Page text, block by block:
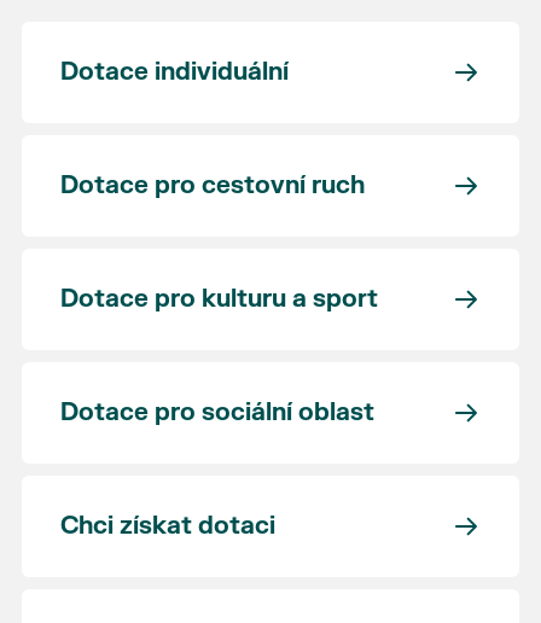
Dotace individuální
Dotace pro cestovní ruch
Dotace pro kulturu a sport
Dotace pro sociální oblast
Chci získat dotaci